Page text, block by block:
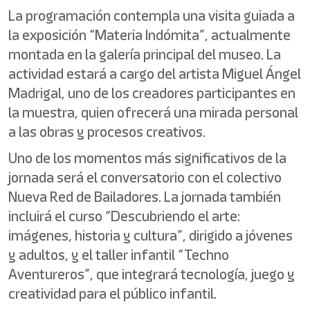
La programación contempla una visita guiada a
la exposición “Materia Indómita”, actualmente
montada en la galería principal del museo. La
actividad estará a cargo del artista Miguel Ángel
Madrigal, uno de los creadores participantes en
la muestra, quien ofrecerá una mirada personal
a las obras y procesos creativos.
Uno de los momentos más significativos de la
jornada será el conversatorio con el colectivo
Nueva Red de Bailadores. La jornada también
incluirá el curso “Descubriendo el arte:
imágenes, historia y cultura”, dirigido a jóvenes
y adultos, y el taller infantil “Techno
Aventureros”, que integrará tecnología, juego y
creatividad para el público infantil.